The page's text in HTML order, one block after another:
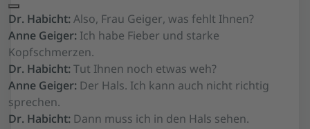
Dr. Habicht:Also, Frau Geiger, was fehlt Ihnen?
Anne Geiger: Ich habe Fieber und starke
Kopfschmerzen.
Dr. Habicht:Tut Ihnen noch etwas weh?
Anne Geiger: Der Hals. Ich kann auch nicht richtig
sprechen.
Dr. Habicht: Dann muss ich in den Hals sehen.